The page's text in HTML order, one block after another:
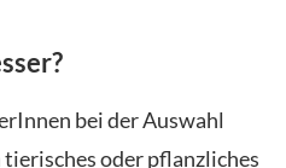
bei der Auswahl
oder pflanzliches